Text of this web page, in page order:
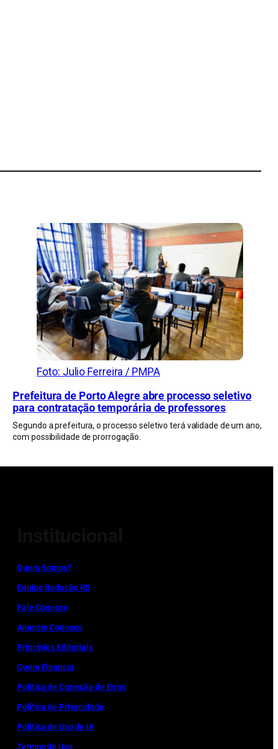
Foto: Julio Ferreira / PMPA
Prefeitura de Porto Alegre abre processo seletivo
para contratação temporária de professores
Segundo a prefeitura, o processo seletivo terá validade de um ano,
com possibilidade de prorrogação.
Quem Somos?
Equipe Redação RS
Fale Conosco
Anuncie Conosco
Princípios Editoriais
Quem Financia
Política de Correção de Erros
Política de Privacidade
Política de Uso de IA
Termos de Uso